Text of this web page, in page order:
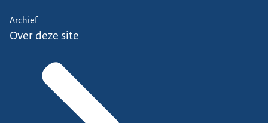
Archief
Over deze site